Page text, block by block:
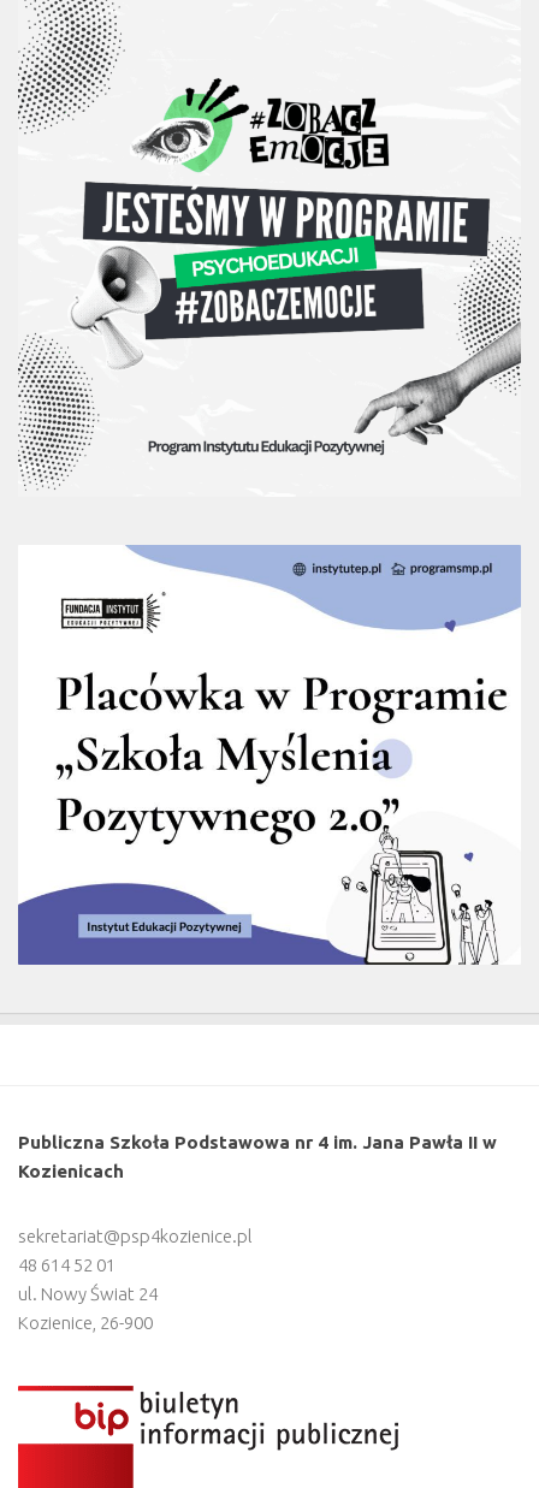
Publiczna Szkoła Podstawowa nr 4 im. Jana Pawła II w
Kozienicach
sekretariat@psp4kozienice.pl
48 614 52 01
ul. Nowy Świat 24
Kozienice 26-900